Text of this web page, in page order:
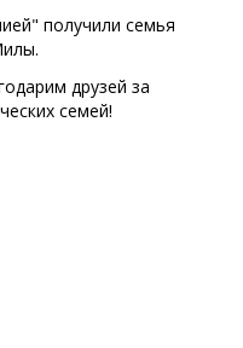
получили семья
друзей за
семей!